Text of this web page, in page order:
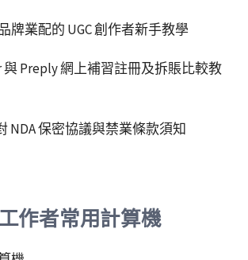
牌業配的 UGC 創作者新手教學
與 Preply 網上補習註冊及拆賬比較教
NDA 保密協議與禁業條款須知
作者常用計算機